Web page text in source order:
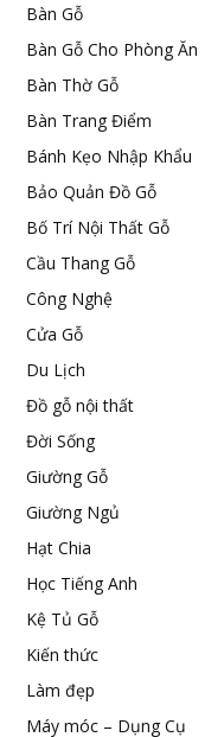
Bàn Gỗ
Bàn Gỗ Cho Phòng Ăn
Bàn Thờ Gỗ
Bàn Trang Điểm
Bánh Kẹo Nhập Khẩu
Bảo Quản Đồ Gỗ
Bố Trí Nội Thất Gỗ
Cầu Thang Gỗ
Công Nghệ
Cửa Gỗ
Du Lịch
Đồ gỗ nội thất
Đời Sống
Giường Gỗ
Giường Ngủ
Hạt Chia
Học Tiếng Anh
Kệ Tủ Gỗ
Kiến thức
Làm đẹp
Máy móc – Dụng Cụ